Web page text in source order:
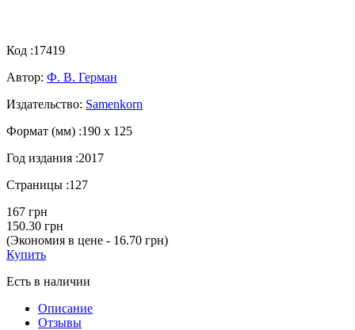
Код :17419
Автор: Ф. В. Герман
Издательство: Samenkorn
Формат (мм) :190 х 125
Год издания :2017
Страницы :127
167 грн
150.30 грн
(Экономия в цене - 16.70 грн)
Купить
Есть в наличии
Описание
Отзывы